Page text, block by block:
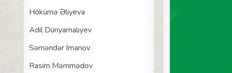
Hökümə Əliyeva
Adil Dünyamalıyev
Səməndər İmanov
Rasim Məmmədov